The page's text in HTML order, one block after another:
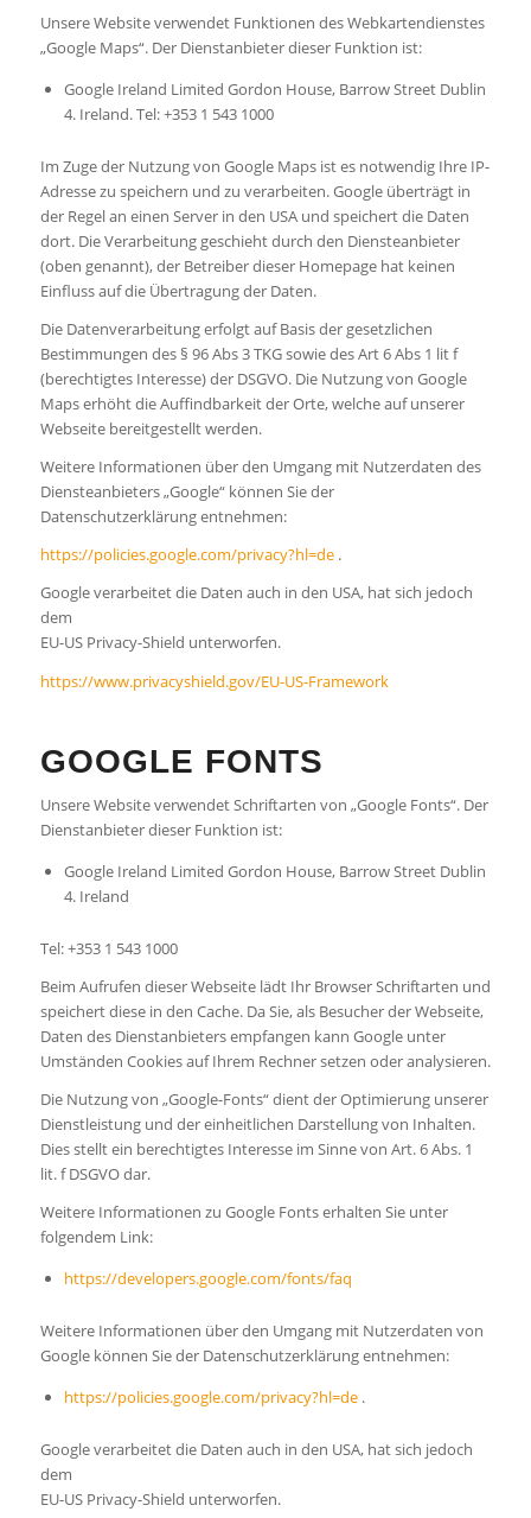
Unsere Website verwendet Funktionen des Webkartendienstes
„Google Maps“. Der Dienstanbieter dieser Funktion ist:
Google Ireland Limited Gordon House, Barrow Street Dublin
4. Ireland. Tel: +353 1 543 1000
Im Zuge der Nutzung von Google Maps ist es notwendig Ihre IP-
Adresse zu speichern und zu verarbeiten. Google überträgt in
der Regel an einen Server in den USA und speichert die Daten
dort. Die Verarbeitung geschieht durch den Diensteanbieter
(oben genannt), der Betreiber dieser Homepage hat keinen
Einfluss auf die Übertragung der Daten.
Die Datenverarbeitung erfolgt auf Basis der gesetzlichen
Bestimmungen des § 96 Abs 3 TKG sowie des Art 6 Abs 1 lit f
(berechtigtes Interesse) der DSGVO. Die Nutzung von Google
Maps erhöht die Auffindbarkeit der Orte, welche auf unserer
Webseite bereitgestellt werden.
Weitere Informationen über den Umgang mit Nutzerdaten des
Diensteanbieters „Google“ können Sie der
Datenschutzerklärung entnehmen:
https://policies.google.com/privacy?hl=de .
Google verarbeitet die Daten auch in den USA, hat sich jedoch
dem
EU-US Privacy-Shield unterworfen.
https://www.privacyshield.gov/EU-US-Framework
GOOGLE FONTS
Unsere Website verwendet Schriftarten von „Google Fonts“. Der
Dienstanbieter dieser Funktion ist:
Google Ireland Limited Gordon House, Barrow Street Dublin
4. Ireland
Tel: +353 1 543 1000
Beim Aufrufen dieser Webseite lädt Ihr Browser Schriftarten und
speichert diese in den Cache. Da Sie, als Besucher der Webseite,
Daten des Dienstanbieters empfangen kann Google unter
Umständen Cookies auf Ihrem Rechner setzen oder analysieren.
Die Nutzung von „Google-Fonts“ dient der Optimierung unserer
Dienstleistung und der einheitlichen Darstellung von Inhalten.
Dies stellt ein berechtigtes Interesse im Sinne von Art. 6 Abs. 1
lit. f DSGVO dar.
Weitere Informationen zu Google Fonts erhalten Sie unter
folgendem Link:
https://developers.google.com/fonts/faq
Weitere Informationen über den Umgang mit Nutzerdaten von
Google können Sie der Datenschutzerklärung entnehmen:
https://policies.google.com/privacy?hl=de .
Google verarbeitet die Daten auch in den USA, hat sich jedoch
dem
EU-US Privacy-Shield unterworfen.